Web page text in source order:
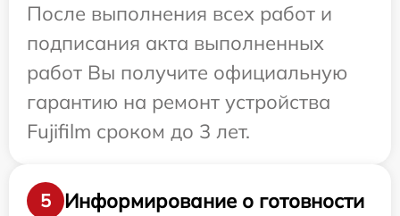
После выполнения всех работ и
подписания акта выполненных
работ Вы получите официальную
гарантию на ремонт устройства
Fujifilm сроком до 3 лет.
5
Информирование о готовности